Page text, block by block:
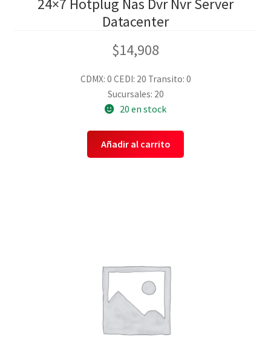
24×7 Hotplug Nas Dvr Nvr Server
Datacenter
$14,908
CDMX: 0 CEDI: 20 Transito: 0
Sucursales: 20
20 en stock
Añadir al carrito